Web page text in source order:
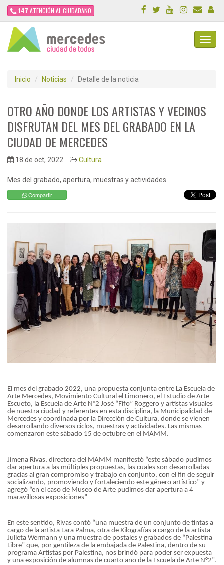
147 ATENCIÓN AL CIUDADANO
Inicio Noticias Detalle de la noticia
OTRO AÑO DONDE LOS ARTISTAS Y VECINOS
DISFRUTAN DEL MES DEL GRABADO EN LA
CIUDAD DE MERCEDES
18 de oct, 2022 Cultura
Mes del grabado, apertura, muestras y actividades.
Compartir
El mes del grabado 2022, una propuesta conjunta entre La Escuela de
Arte Mercedes, Movimiento Cultural el Limonero, el Estudio de Arte
Escueto, la Escuela de Arte N°2 José “Fifo” Roggero y artistas visuales
de nuestra ciudad y referentes en esta disciplina, la Municipalidad de
Mercedes y coordinada por la Dirección de Cultura, donde se vienen
desarrollando diversos ciclos, muestras y actividades. Las mismas
comenzaron este sábado 15 de octubre en el MAMM.
Jimena Rivas, directora del MAMM manifestó “este sábado pudimos
dar apertura a las múltiples propuestas, las cuales son desarrolladas
gracias al gran compromiso y trabajo en conjunto, con el fin de seguir
socializando, promoviendo y fortaleciendo este género artístico” y
agregó “en el caso de Museo de Arte pudimos dar apertura a 4
maravillosas exposiciones”
En este sentido, Rivas contó “una muestra de un conjunto de tintas a
cargo de la artista Lara Palma, otra de Xilografías a cargo de la artista
Julieta Wermann y una muestra de postales y grabados de “Palestina
Libre” que, por gentileza de la embajada de Palestina, dentro de su
programa Artistas por Palestina, nos brindó para poder ser expuesta
y una exposición de alumnas de cuarto año de la Escuela de Arte N°2”.